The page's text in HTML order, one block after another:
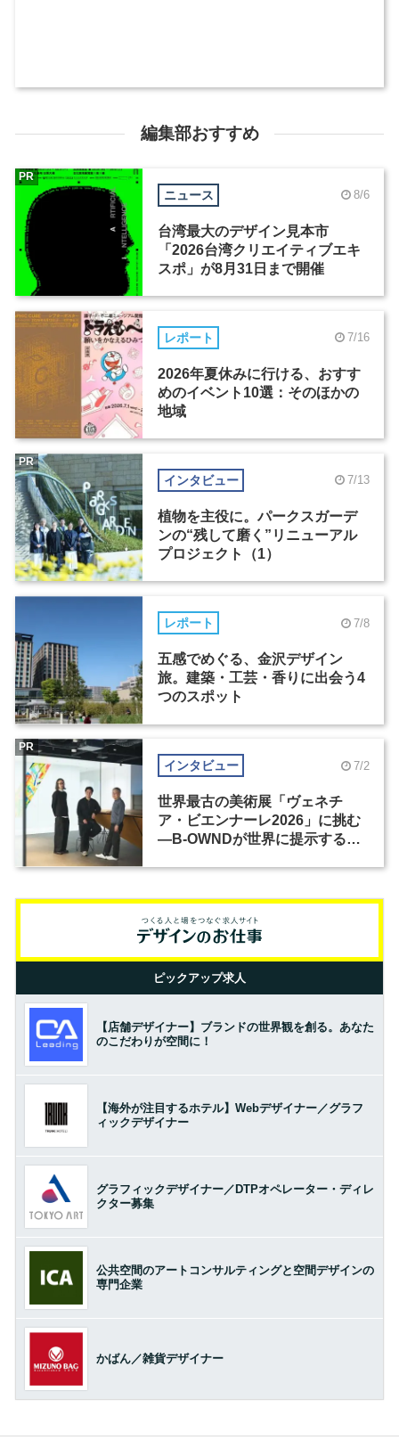
編集部おすすめ
ニュース 8/6
台湾最大のデザイン見本市
「2026台湾クリエイティブエキ
スポ」が8月31日まで開催
PR
レポート 7/16
2026年夏休みに行ける、おすす
めのイベント10選：そのほかの
地域
インタビュー 7/13
植物を主役に。パークスガーデ
ンの“残して磨く”リニューアル
プロジェクト（1）
PR
レポート 7/8
五感でめぐる、金沢デザイン
旅。建築・工芸・香りに出会う4
つのスポット
インタビュー 7/2
世界最古の美術展「ヴェネチ
ア・ビエンナーレ2026」に挑む
―B-OWNDが世界に提示する美
PR
ピックアップ求人
【店舗デザイナー】ブランドの世界観を創る。あなた
のこだわりが空間に！
【海外が注目するホテル】Webデザイナー／グラフ
ィックデザイナー
グラフィックデザイナー／DTPオペレーター・ディレ
クター募集
公共空間のアートコンサルティングと空間デザインの
専門企業
かばん／雑貨デザイナー